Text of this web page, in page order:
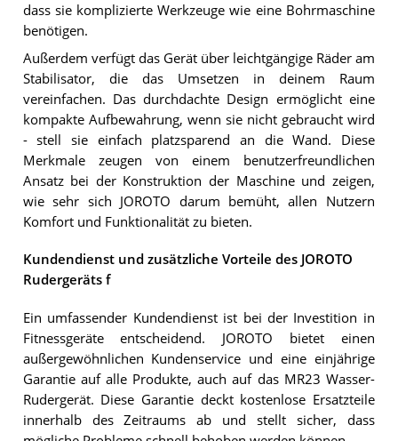
dass sie komplizierte Werkzeuge wie eine Bohrmaschine
benötigen.
Außerdem verfügt das Gerät über leichtgängige Räder am
Stabilisator, die das Umsetzen in deinem Raum
vereinfachen. Das durchdachte Design ermöglicht eine
kompakte Aufbewahrung, wenn sie nicht gebraucht wird
- stell sie einfach platzsparend an die Wand. Diese
Merkmale zeugen von einem benutzerfreundlichen
Ansatz bei der Konstruktion der Maschine und zeigen,
wie sehr sich JOROTO darum bemüht, allen Nutzern
Komfort und Funktionalität zu bieten.
Kundendienst und zusätzliche Vorteile des JOROTO
Rudergeräts f
Ein umfassender Kundendienst ist bei der Investition in
Fitnessgeräte entscheidend. JOROTO bietet einen
außergewöhnlichen Kundenservice und eine einjährige
Garantie auf alle Produkte, auch auf das MR23 Wasser-
Rudergerät. Diese Garantie deckt kostenlose Ersatzteile
innerhalb des Zeitraums ab und stellt sicher, dass